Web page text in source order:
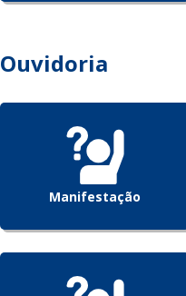
Ouvidoria
Manifestação